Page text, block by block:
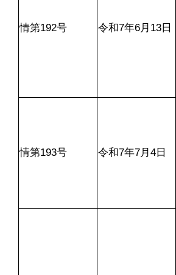
情第192号 令和7年6月13日
情第193号 令和7年7月4日